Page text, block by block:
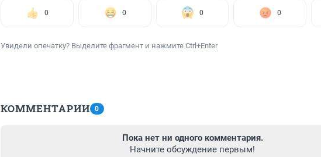
0 0 0 0
Увидели опечатку? Выделите фрагмент и нажмите Ctrl+Enter
КОММЕНТАРИИ 0
Пока нет ни одного комментария.
Начните обсуждение первым!